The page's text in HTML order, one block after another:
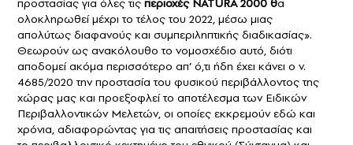
ολοκληρωθεί μέχρι το τέλος του 2022, μέσω μιας
απολύτως διαφανούς και συμπεριληπτικής διαδικασίας».
Θεωρούν ως ανακόλουθο το νομοσχέδιο αυτό, διότι
αποδομεί ακόμα περισσότερο απ’ ό,τι ήδη έχει κάνει ο ν.
4685/2020 την προστασία του φυσικού περιβάλλοντος της
χώρας μας και προεξοφλεί το αποτέλεσμα των Ειδικών
Περιβαλλοντικών Μελετών, οι οποίες εκκρεμούν εδώ και
χρόνια, αδιαφορώντας για τις απαιτήσεις προστασίας και